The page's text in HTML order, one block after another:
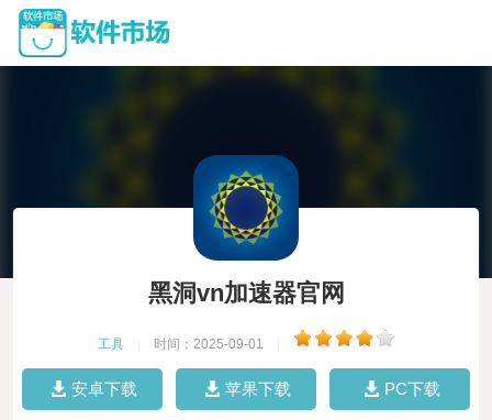
黑洞vn加速器官网
工具 时间：2025-09-01
安卓下载 苹果下载 PC下载